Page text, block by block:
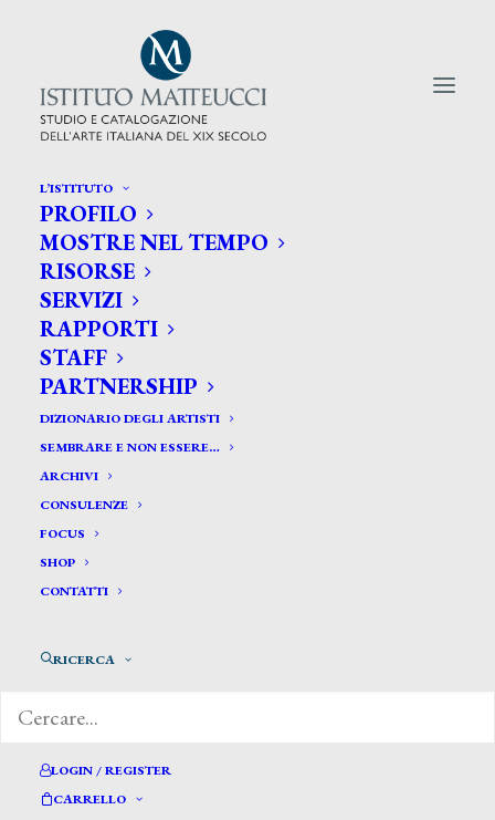
L’ISTITUTO
PROFILO
MOSTRE NEL TEMPO
RISORSE
SERVIZI
RAPPORTI
STAFF
PARTNERSHIP
DIZIONARIO DEGLI ARTISTI
SEMBRARE E NON ESSERE…
ARCHIVI
CONSULENZE
FOCUS
SHOP
CONTATTI
RICERCA
LOGIN / REGISTER
CARRELLO
CERCA TRA GLI ARTISTI:
Search
for:
De Gaufridy Paolo